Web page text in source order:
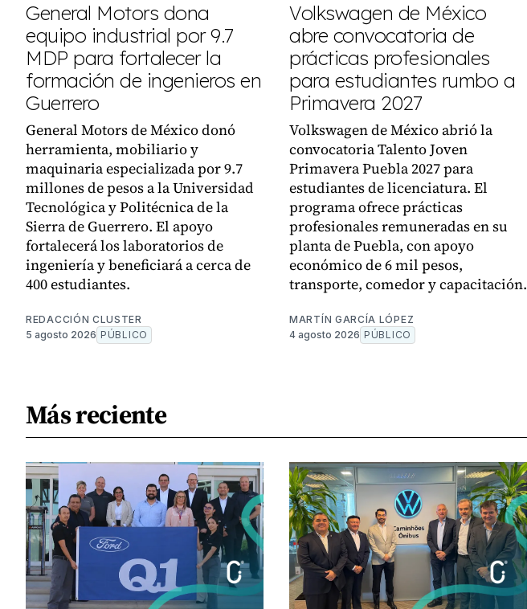
General Motors dona
equipo industrial por 9.7
MDP para fortalecer la
formación de ingenieros en
Guerrero
General Motors de México donó
herramienta, mobiliario y
maquinaria especializada por 9.7
millones de pesos a la Universidad
Tecnológica y Politécnica de la
Sierra de Guerrero. El apoyo
fortalecerá los laboratorios de
ingeniería y beneficiará a cerca de
400 estudiantes.
REDACCIÓN CLUSTER
5 agosto 2026 PÚBLICO
Volkswagen de México
abre convocatoria de
prácticas profesionales
para estudiantes rumbo a
Primavera 2027
Volkswagen de México abrió la
convocatoria Talento Joven
Primavera Puebla 2027 para
estudiantes de licenciatura. El
programa ofrece prácticas
profesionales remuneradas en su
planta de Puebla, con apoyo
económico de 6 mil pesos,
transporte, comedor y capacitación.
MARTÍN GARCÍA LÓPEZ
4 agosto 2026 PÚBLICO
Más reciente